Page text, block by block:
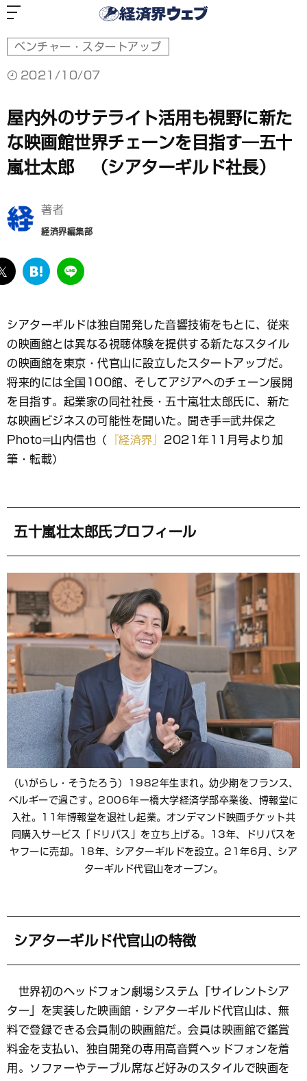
ベンチャー・スタートアップ
2021/10/07
屋内外のサテライト活用も視野に新た
な映画館世界チェーンを目指す―五十
嵐壮太郎 （シアターギルド社長）
著者
経済界編集部
twitter
は
ブ
ッ
ク
マ
ー
ク
LINE
シアターギルドは独自開発した音響技術をもとに、従来
の映画館とは異なる視聴体験を提供する新たなスタイル
の映画館を東京・代官山に設立したスタートアップだ。
将来的には全国100館、そしてアジアへのチェーン展開
を目指す。起業家の同社社長・五十嵐壮太郎氏に、新た
な映画ビジネスの可能性を聞いた。聞き手=武井保之
Photo=山内信也（
『経済界』 2021年11月号より加
筆・転載）
五十嵐壮太郎氏プロフィール
（いがらし・そうたろう）1982年生まれ。幼少期をフランス、
ベルギーで過ごす。2006年一橋大学経済学部卒業後、博報堂に
入社。11年博報堂を退社し起業。オンデマンド映画チケット共
同購入サービス「ドリパス」を立ち上げる。13年、ドリパスを
ヤフーに売却。18年、シアターギルドを設立。21年6月、シア
ターギルド代官山をオープン。
シアターギルド代官山の特徴
世界初のヘッドフォン劇場システム「サイレントシア
ター」を実装した映画館・シアターギルド代官山は、無
料で登録できる会員制の映画館だ。会員は映画館で鑑賞
料金を支払い、独自開発の専用高音質ヘッドフォンを着
用。ソファーやテーブル席など好みのスタイルで映画を